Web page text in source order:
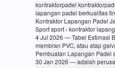
kontraktorpadel
lapangan padel berkualitas
Kontraktor Lapangan Padel
Sport sport › kontraktor
4 Jul 2026 — Tabel Estimasi
membran PVC, atau atap
Pembuatan Lapangan Padel
30 Jan 2026 — adalah